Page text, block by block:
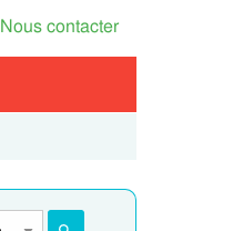
Nous contacter